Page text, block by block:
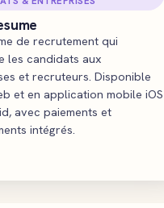
de recrutement qui
les candidats aux
et recruteurs. Disponible
et en application mobile iOS
avec paiements et
intégrés.